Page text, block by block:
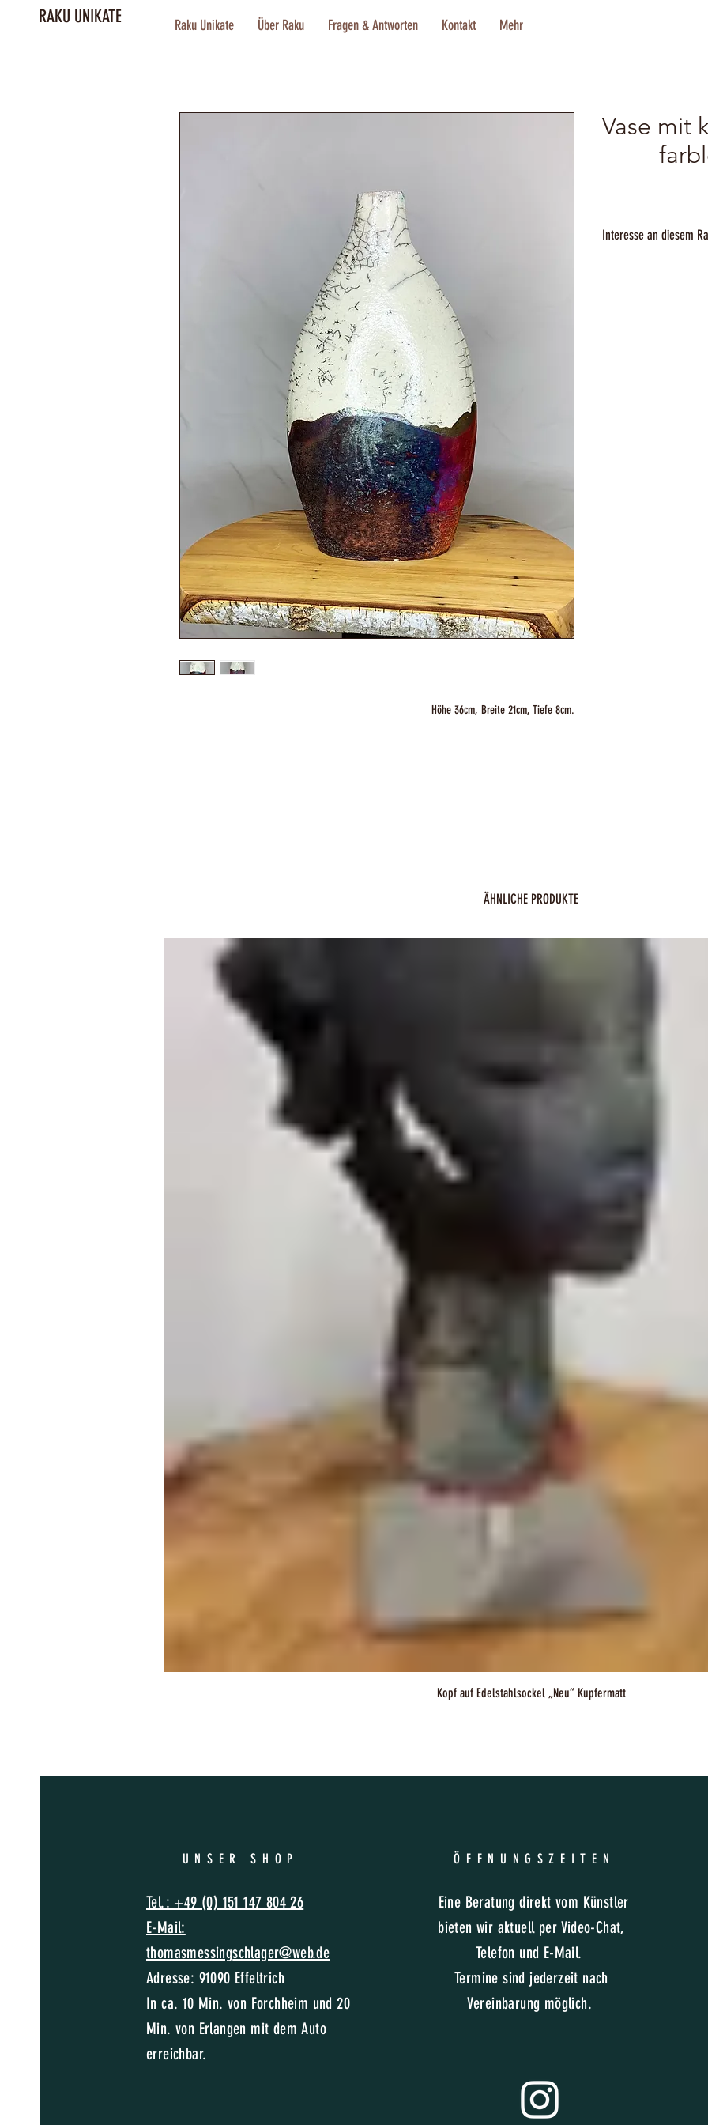
RAKU UNIKATE Raku Unikate Über Raku Fragen & Antworten Kontakt Mehr
Höhe 36cm, Breite 21cm, Tiefe 8cm.
Vase mit
Interesse an diesem
ÄHNLICHE PRODUKTE
Kopf auf Edelstahlsockel „Neu“ Kupfermatt
UNSER SHO P
Tel.: +49 (0) 151 147 804 26
E-Mail:
thomasmessingschlager@web.de
Adresse: 91090 Effeltrich
In ca. 10 Min. von Forchheim und 20
Min. von Erlangen mit dem Auto
erreichbar.
ÖFFNUNGSZEITE N
Eine Beratung direkt vom Künstler
bieten wir aktuell per Video-Chat,
Telefon und E-Mail.
Termine sind jederzeit nach
Vereinbarung möglich.